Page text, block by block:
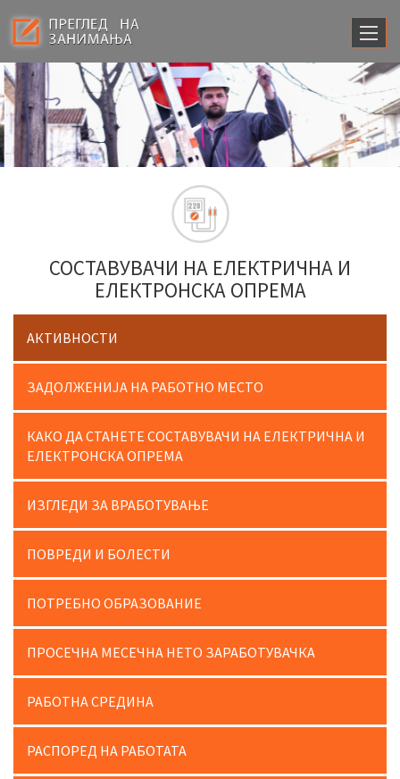
СОСТАВУВАЧИ НА ЕЛЕКТРИЧНА И
ЕЛЕКТРОНСКА ОПРЕМА
АКТИВНОСТИ
ЗАДОЛЖЕНИЈА НА РАБОТНО МЕСТО
КАКО ДА СТАНЕТЕ СОСТАВУВАЧИ НА ЕЛЕКТРИЧНА И
ЕЛЕКТРОНСКА ОПРЕМА
ИЗГЛЕДИ ЗА ВРАБОТУВАЊЕ
ПОВРЕДИ И БОЛЕСТИ
ПОТРЕБНО ОБРАЗОВАНИЕ
ПРОСЕЧНА МЕСЕЧНА НЕТО ЗАРАБОТУВАЧКА
РАБОТНА СРЕДИНА
РАСПОРЕД НА РАБОТАТА